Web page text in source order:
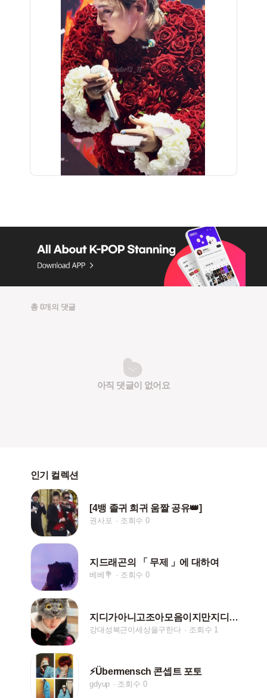
총 0개의 댓글
아직 댓글이 없어요
인기 컬렉션
[4뱅 졸귀 희귀 움짤 공유👑]
권사포 조회수 0
지드래곤의 「 무제 」에 대하여
베베💐 조회수 0
지디가아니고조아모음이지만지디도너무귀여워서마지막넣은갤러리
강대성복근이세상을구한다 조회수 1
⚡Übermensch 콘셉트 포토
gdyup 조회수 0